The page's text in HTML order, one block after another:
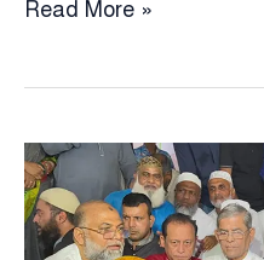
আওয়ামী
পাপ,
ইতিহাস
ভোলার
সুযোগ
Read More »